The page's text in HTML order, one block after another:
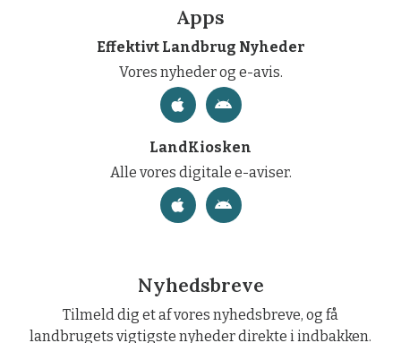
Apps
Effektivt Landbrug Nyheder
Vores nyheder og e-avis.
LandKiosken
Alle vores digitale e-aviser.
Nyhedsbreve
Tilmeld dig et af vores nyhedsbreve, og få
landbrugets vigtigste nyheder direkte i indbakken.